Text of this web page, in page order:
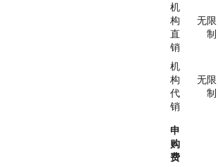
机
构
直
销
无限
制
机
构
代
销
无限
制
申
购
费